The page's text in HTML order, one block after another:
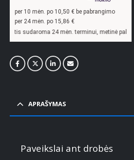
per 10 mėn. po 10,50 € be pabrangimo
per 24 mėn. po 15,86 €
24 mėn. terminui, metinė palūkanų norma –13,9
APRAŠYMAS
Paveikslai ant drobės